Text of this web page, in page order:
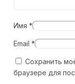
Имя *
Email *
Сохранить
браузере для